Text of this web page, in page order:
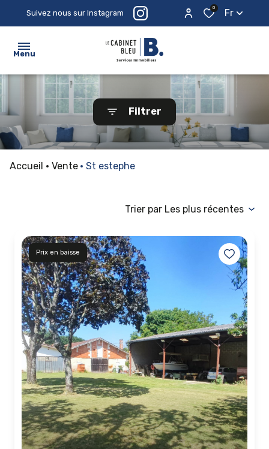
Suivez nous sur Instagram
0 Fr
Menu
ACCUEIL
ACHETER
CONTACTEZ-
NOUS
Filtrer
Accueil Vente St estephe
Trier par Les plus récentes
Prix en baisse